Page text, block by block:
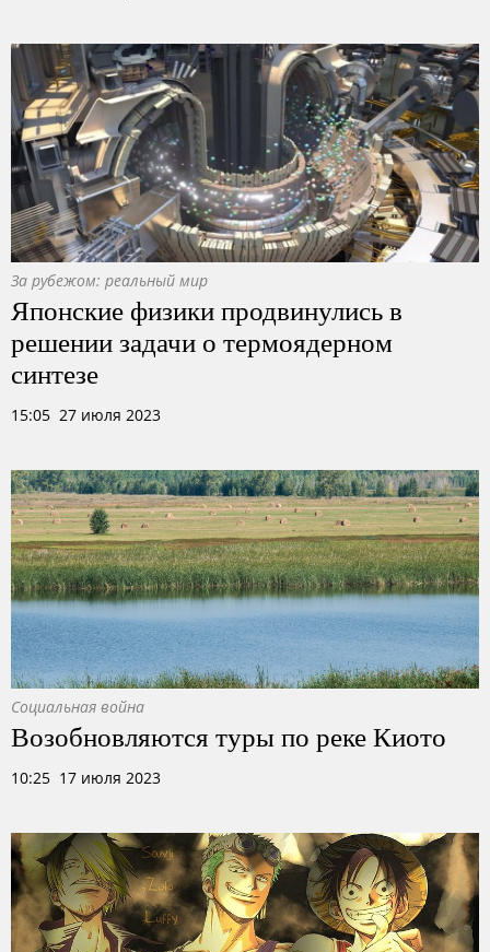
За рубежом: реальный мир
Японские физики продвинулись в
решении задачи о термоядерном
синтезе
15:05 27 июля 2023
Социальная война
Возобновляются туры по реке Киото
10:25 17 июля 2023